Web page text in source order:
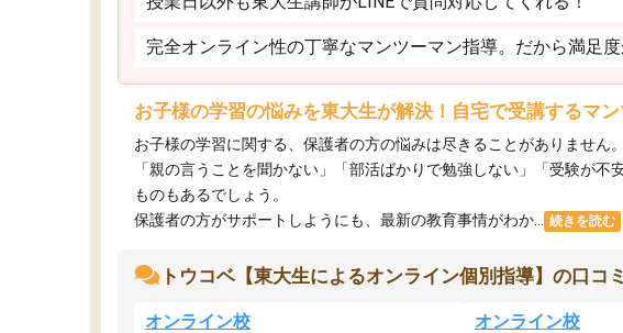
完全オンライン性の丁寧なマンツーマン指導。だから満足度
お子様の学習の悩みを東大生が解決！自宅で受講するマ
お子様の学習に関する、保護者の方の悩みは尽きることがありません。
「親の言うことを聞かない」「部活ばかりで勉強しない」「受験が
ものもあるでしょう。
保護者の方がサポートしようにも、最新の教育事情がわか...
続きを読む
トウコベ【東大生によるオンライン個別指導】の口コ
オンライン校 オンライン校